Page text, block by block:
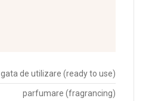
gata de utilizare (ready to use)
parfumare (fragrancing)